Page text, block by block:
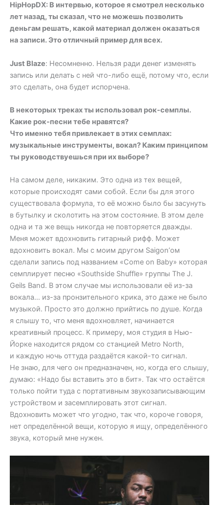
HipHopDX: В интервью, которое я смотрел несколько
лет назад, ты сказал, что не можешь позволить
деньгам решать, какой материал должен оказаться
на записи. Это отличный пример для всех.
Just Blaze: Несомненно. Нельзя ради денег изменять
запись или делать с ней что-либо ещё, потому что, если
это сделать, она будет испорчена.
В некоторых треках ты использовал рок-семплы.
Какие рок-песни тебе нравятся?
Что именно тебя привлекает в этих семплах:
музыкальные инструменты, вокал? Каким принципом
ты руководствуешься при их выборе?
На самом деле, никаким. Это одна из тех вещей,
которые происходят сами собой. Если бы для этого
существовала формула, то её можно было бы засунуть
в бутылку и сколотить на этом состояние. В этом деле
одна и та же вещь никогда не повторяется дважды.
Меня может вдохновить гитарный рифф. Может
вдохновить вокал. Мы с моим другом Saigon’ом
сделали запись под названием «Come on Baby» которая
семплирует песню «Southside Shuffle» группы The J.
Geils Band. В этом случае мы использовали её из-за
вокала… из-за пронзительного крика, это даже не было
музыкой. Просто это должно прийтись по душе. Когда
я слышу то, что меня вдохновляет, начинается
креативный процесс. К примеру, моя студия в Нью-
Йорке находится рядом со станцией Metro North,
и каждую ночь оттуда раздаётся какой-то сигнал.
Не знаю, для чего он предназначен, но, когда его слышу,
думаю: «Надо бы вставить это в бит». Так что остаётся
только пойти туда с портативным звукозаписывающим
устройством и засемплировать этот сигнал.
Вдохновить может что угодно, так что, короче говоря,
нет определённой вещи, которую я ищу, определённого
звука, который мне нужен.